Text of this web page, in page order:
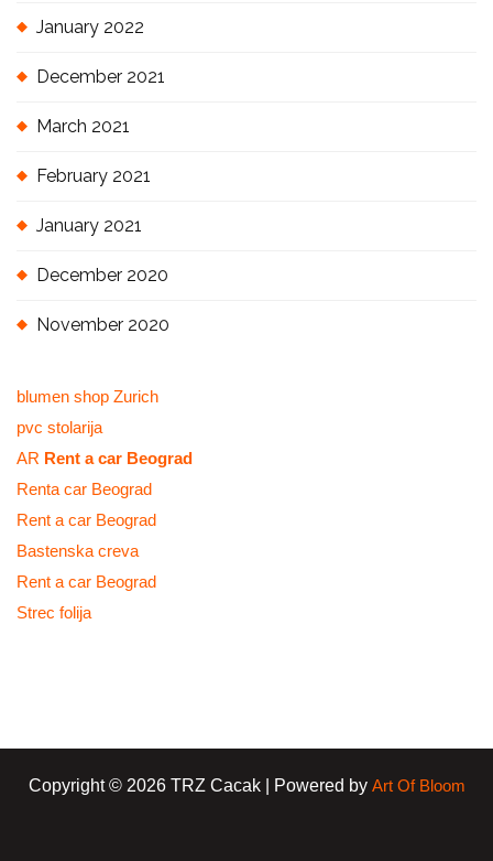
January 2022
December 2021
March 2021
February 2021
January 2021
December 2020
November 2020
blumen shop Zurich
pvc stolarija
AR Rent a car Beograd
Renta car Beograd
Rent a car Beograd
Bastenska creva
Rent a car Beograd
Strec folija
Copyright © 2026 TRZ Cacak | Powered by Art Of Bloom